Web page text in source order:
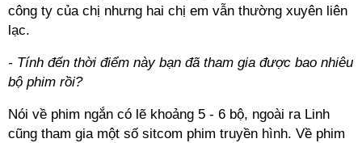
công ty của chị nhưng hai chị em vẫn thường xuyên liên
lạc.
- Tính đến thời điểm này bạn đã tham gia được bao nhiêu
bộ phim rồi?
Nói về phim ngắn có lẽ khoảng 5 - 6 bộ, ngoài ra Linh
cũng tham gia một số sitcom phim truyền hình. Về phim